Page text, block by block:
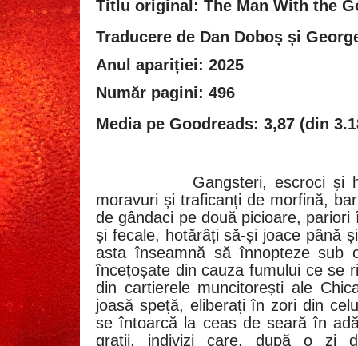
Titlu original: The Man With the
Traducere de Dan Doboș și
Anul apariției: 2025
Număr pagini: 496
Media pe Goodreads: 3,87 (din
Gangsteri, escroci și
moravuri și traficanți de morfină,
de gândaci pe două picioare,
și fecale, hotărâți să-și joace până
asta înseamnă să înnopteze sub
încețoșate din cauza fumului ce se
din cartierele muncitorești ale
joasă speță, eliberați în zori din
se întoarcă la ceas de seară în
gratii, indivizi care, după o zi